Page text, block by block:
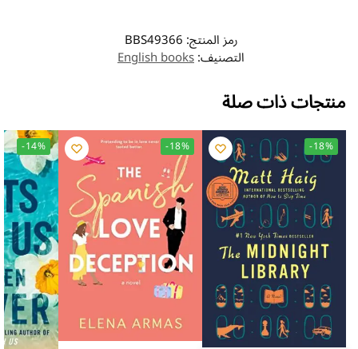
رمز المنتج:BBS49366
التصنيف:English books
منتجات ذات صلة
-18%
-18%
-14%